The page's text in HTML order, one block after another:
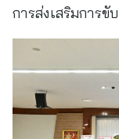
การส่งเสริมการขั